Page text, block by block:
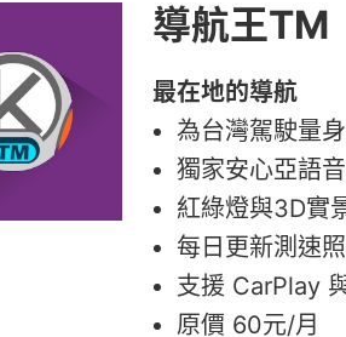
導航王TM
最在地的導航
為台灣駕駛量
獨家安心亞語
紅綠燈與3D實
每日更新測速
支援 CarPlay
原價 60元/月